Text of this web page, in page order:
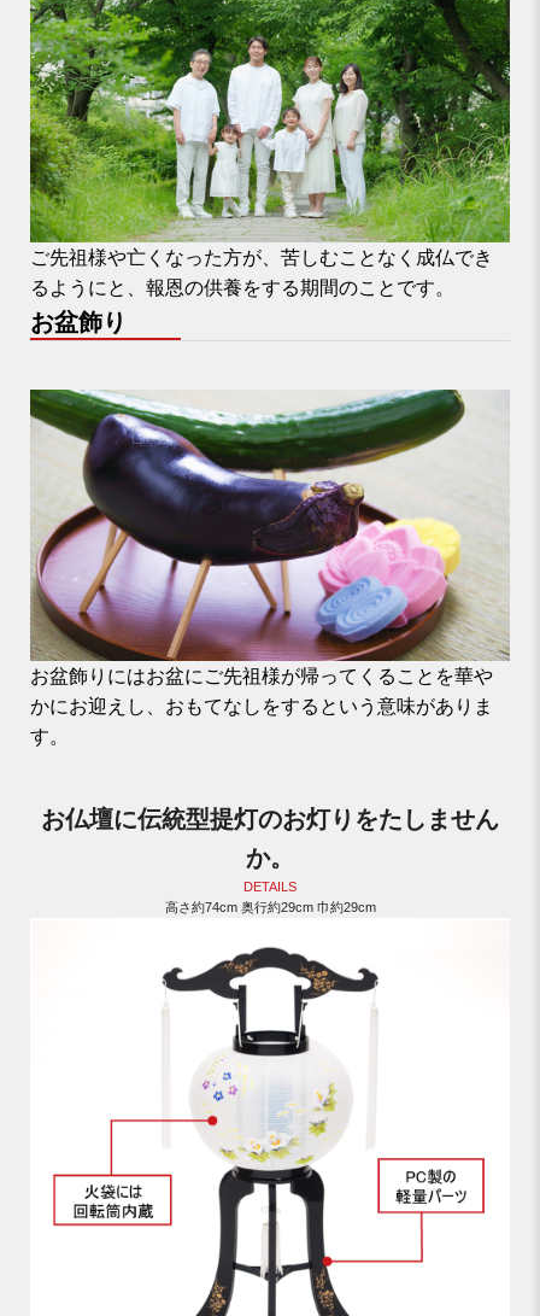
ご先祖様や亡くなった方が、苦しむことなく成仏でき
るようにと、報恩の供養をする期間のことです。
お盆飾り
お盆飾りにはお盆にご先祖様が帰ってくることを華や
かにお迎えし、おもてなしをするという意味がありま
す。
お仏壇に伝統型提灯のお灯りをたしません
か。
DETAILS
高さ約74cm 奥行約29cm 巾約29cm